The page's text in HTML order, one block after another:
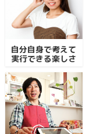
自分自身で考えて
実行できる楽しさ